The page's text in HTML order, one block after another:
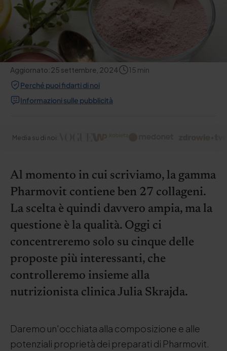
Aggiornato:25 settembre, 2024 15 min
Perché puoi fidarti di noi
Informazioni sulle pubblicità
Media su di noi:
Al momento in cui scriviamo, la gamma
Pharmovit contiene ben 27 collageni.
La scelta è quindi davvero ampia, ma la
questione è la qualità. Oggi ci
concentreremo solo su cinque delle
proposte più interessanti, che
controlleremo insieme alla
nutrizionista clinica Julia Skrajda.
Daremo un'occhiata alla composizione e alle
potenziali proprietà dei preparati di Pharmovit.